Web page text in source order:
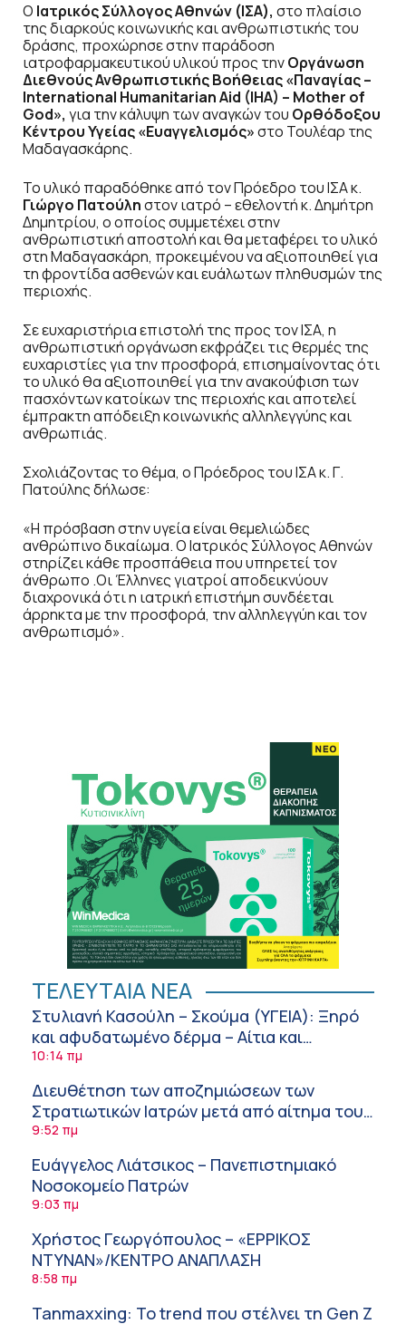
Ο Ιατρικός Σύλλογος Αθηνών (ΙΣΑ), στο πλαίσιο
της διαρκούς κοινωνικής και ανθρωπιστικής του
δράσης, προχώρησε στην παράδοση
ιατροφαρμακευτικού υλικού προς τηνΟργάνωση
Διεθνούς Ανθρωπιστικής Βοήθειας «Παναγίας –
International Humanitarian Aid (IHA) – Mother of
God», για την κάλυψη των αναγκών του Ορθόδοξου
Κέντρου Υγείας «Ευαγγελισμός»στο Τουλέαρ της
Μαδαγασκάρης.
Το υλικό παραδόθηκε από τον Πρόεδρο του ΙΣΑ κ.
Γιώργο Πατούληστον ιατρό – εθελοντή κ. Δημήτρη
Δημητρίου, ο οποίος συμμετέχει στην
ανθρωπιστική αποστολή και θα μεταφέρει το υλικό
στη Μαδαγασκάρη, προκειμένου να αξιοποιηθεί για
τη φροντίδα ασθενών και ευάλωτων πληθυσμών της
περιοχής.
Σε ευχαριστήρια επιστολή της προς τον ΙΣΑ, η
ανθρωπιστική οργάνωση εκφράζει τις θερμές της
ευχαριστίες για την προσφορά, επισημαίνοντας ότι
το υλικό θα αξιοποιηθεί για την ανακούφιση των
πασχόντων κατοίκων της περιοχής και αποτελεί
έμπρακτη απόδειξη κοινωνικής αλληλεγγύης και
ανθρωπιάς.
Σχολιάζοντας το θέμα, ο Πρόεδρος του ΙΣΑ κ. Γ.
Πατούλης δήλωσε:
«Η πρόσβαση στην υγεία είναι θεμελιώδες
ανθρώπινο δικαίωμα. Ο Ιατρικός Σύλλογος Αθηνών
στηρίζει κάθε προσπάθεια που υπηρετεί τον
άνθρωπο .Οι Έλληνες γιατροί αποδεικνύουν
διαχρονικά ότι η ιατρική επιστήμη συνδέεται
άρρηκτα με την προσφορά, την αλληλεγγύη και τον
ανθρωπισμό».
ΤΕΛΕΥΤΑΙΑ ΝΕΑ
Στυλιανή Κασούλη – Σκούμα (ΥΓΕΙΑ): Ξηρό
και αφυδατωμένο δέρμα – Αίτια και
αντιμετώπιση
10:14 πμ
Διευθέτηση των αποζημιώσεων των
Στρατιωτικών Ιατρών μετά από αίτημα του
ΙΣΑ
9:52 πμ
Ευάγγελος Λιάτσικος – Πανεπιστημιακό
Νοσοκομείο Πατρών
9:03 πμ
Χρήστος Γεωργόπουλος – «ΕΡΡΙΚΟΣ
ΝΤΥΝΑΝ»/ΚΕΝΤΡΟ ΑΝΑΠΛΑΣΗ
8:58 πμ
Tanmaxxing: To trend που στέλνει τη Gen Z